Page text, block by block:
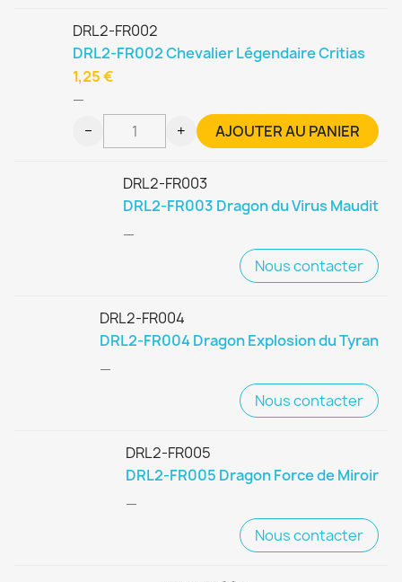
DRL2-FR002
DRL2-FR002 Chevalier Légendaire Critias
—
1,25 €
− + AJOUTER AU PANIER
DRL2-FR003
DRL2-FR003 Dragon du Virus Maudit
—
Nous contacter
DRL2-FR004
DRL2-FR004 Dragon Explosion du Tyran
—
Nous contacter
DRL2-FR005
DRL2-FR005 Dragon Force de Miroir
—
Nous contacter